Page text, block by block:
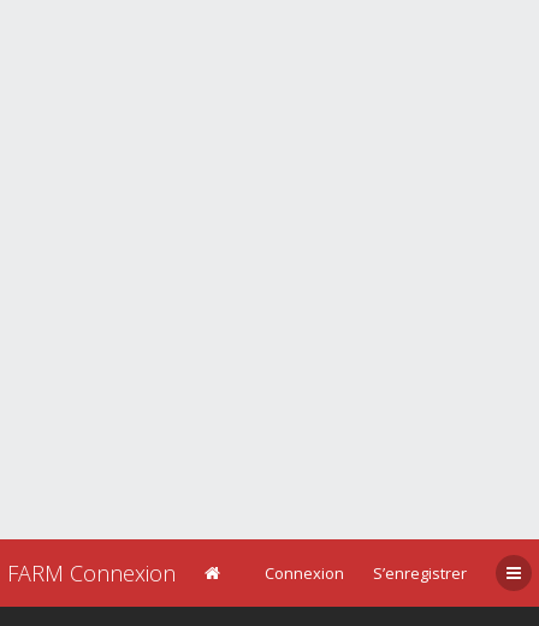
FARM Connexion Connexion S’enregistrer